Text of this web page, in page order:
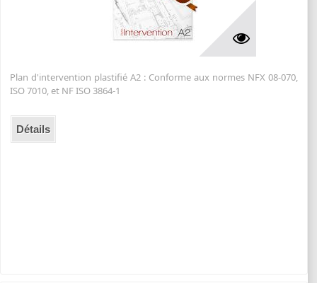
Plan d'intervention plastifié A2 : Conforme aux normes NFX 08-070,
ISO 7010, et NF ISO 3864-1
Détails